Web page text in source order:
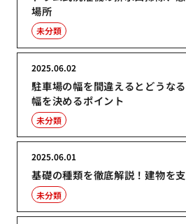
場所
未分類
駐車場の幅を間違えるとどうな
幅を決めるポイント
2025.06.02
未分類
基礎の種類を徹底解説！建物を
2025.06.01
未分類